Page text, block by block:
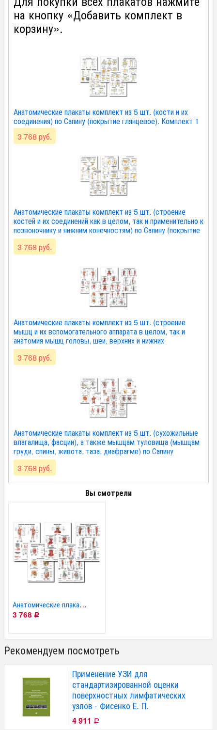
на кнопку «Добавить комплект в
корзину».
Анатомические плакаты комплект из 5 шт. (кости и их
соединения) по Сапину (покрытие глянцевое). Комплект 1
3 768 руб.
Анатомические плакаты комплект из 5 шт. (строение
костей и их соединений как в целом, так и применительно к
позвоночнику и нижним конечностям) по Сапину (покрытие
глянцевое). Комплект 2
3 768 руб.
Анатомические плакаты комплект из 5 шт. (строение
мышц и их вспомогательного аппарата в целом, так и
анатомия мышц головы, шеи, верхних и нижних
конечностей) по Сапину (покрытие глянцевое). Комплект 3
3 768 руб.
Анатомические плакаты комплект из 5 шт. (сухожильные
влагалища, фасции), а также мышцам туловища (мышцам
груди, спины, живота, таза, диафрагме) по Сапину
(покрытие глянцевое). Комплект 4
3 768 руб.
Вы смотрели
Анатомические плакаты...
3 768 Р
Рекомендуем посмотреть
Применение УЗИ для
стандартизированной оценки
поверхностных лимфатических
узлов - Фисенко Е. П.
4 911 Р